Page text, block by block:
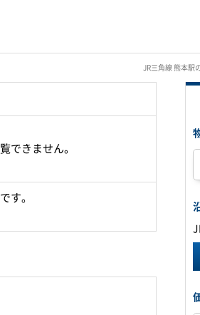
JR三角線 熊本駅
できません。
す。